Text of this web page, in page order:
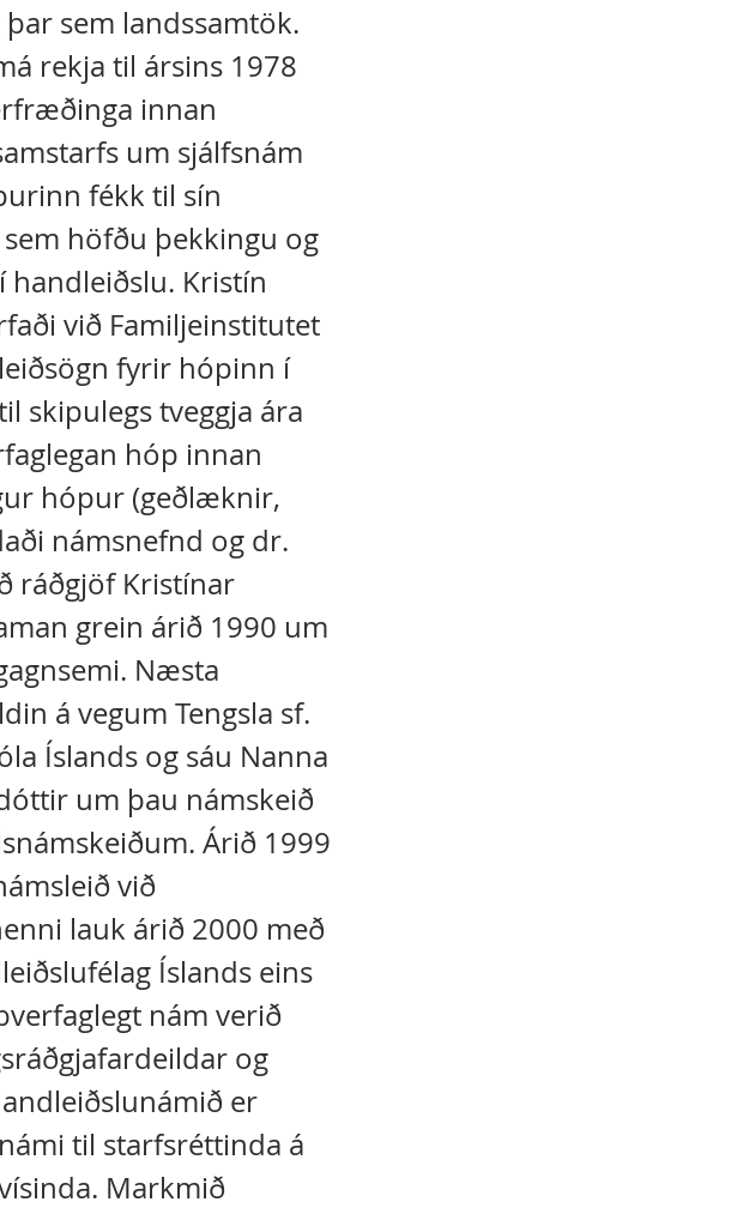
sem landssamtök.
rekja til ársins 1978
innan
um sjálfsnám
fékk til sín
höfðu þekkingu og
handleiðslu. Kristín
við Familjeinstitutet
fyrir hópinn í
skipulegs tveggja ára
hóp innan
hópur (geðlæknir,
námsnefnd og dr.
ráðgjöf Kristínar
grein árið 1990 um
Næsta
á vegum Tengsla sf.
Íslands og sáu Nanna
um þau námskeið
Árið 1999
við
lauk árið 2000 með
Íslands eins
nám verið
og
er
til starfsréttinda á
Markmið